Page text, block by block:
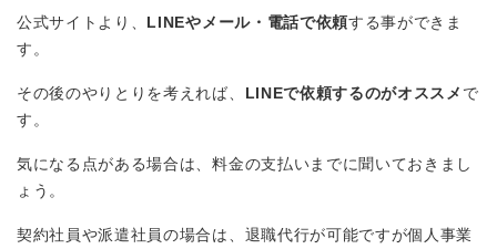
公式サイトより、 LINEやメール・電話で依頼する事ができま
す。
その後のやりとりを考えれば、 LINEで依頼するのがオススメ で
す。
気になる点がある場合は、料金の支払いまでに聞いておきまし
ょう。
契約社員や派遣社員の場合は、退職代行が可能ですが個人事業